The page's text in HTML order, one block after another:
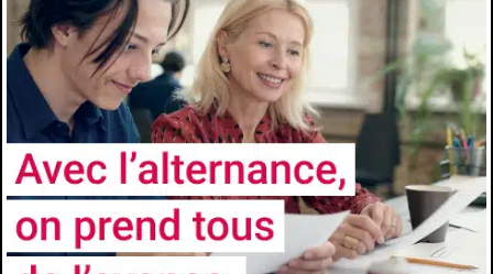
Brochure de la formation
Responsable de Formation
VALERIO Eric
eric.valerio@univ-amu.fr
Lieu de formation
Av. Maurice SANDRAL
13600
La Ciotat